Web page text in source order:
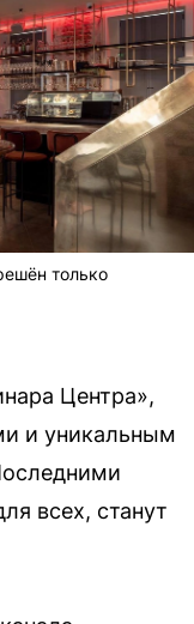
только
Центра»,
и уникальным
всех, станут